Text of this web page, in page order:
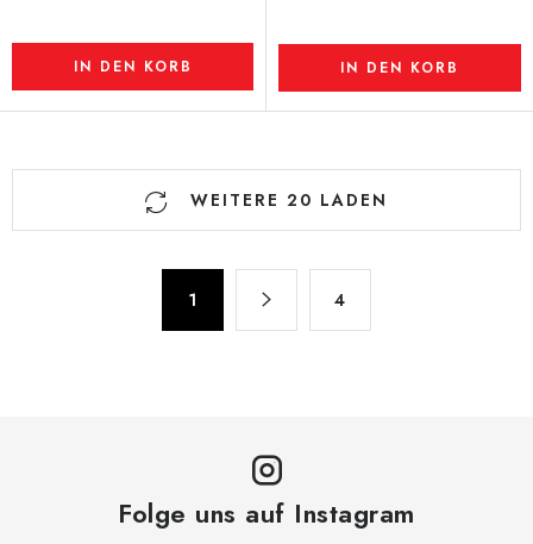
IN DEN KORB IN DEN KORB
S
WEITERE 20 LADEN
1 4
Folge uns auf Instagram